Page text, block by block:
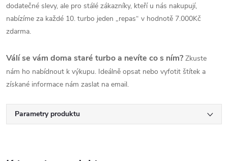
dodatečné slevy, ale pro stálé zákazníky, kteří u nás nakupují,
nabízíme za každé 10. turbo jeden „repas“ v hodnotě 7.000Kč
zdarma.
Válí se vám doma staré turbo a nevíte co s ním? Zkuste
nám ho nabídnout k výkupu. Ideálně opsat nebo vyfotit štítek a
získané informace nám zaslat na email.
Parametry produktu